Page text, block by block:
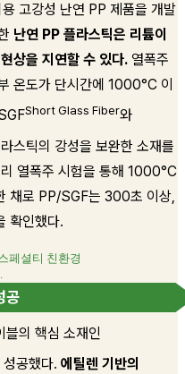
고강성 난연 PP 제품을 개발
난연 PP 플라스틱은 리튬이
상을 지연할 수 있다. 열폭주
온도가 단시간에 1000°C 이
Short Glass Fiber와
스틱의 강성을 보완한 소재를
열폭주 시험을 통해 1000°C
채로 PP/SGF는 300초 이상,
확인했다.
페셜티 친환경
공
블의 핵심 소재인
공했다. 에틸렌 기반의